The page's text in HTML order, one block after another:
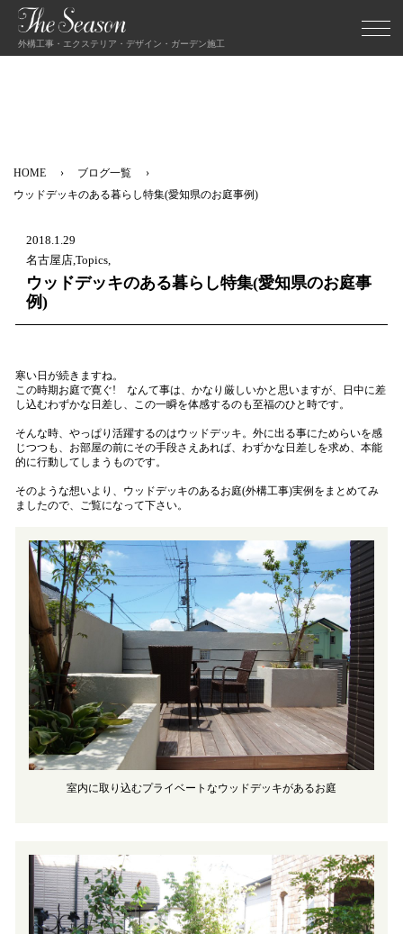
外構工事・エクステリア・デザイン・ガーデン施工
HOME
ブログ一覧
ウッドデッキのある暮らし特集(愛知県のお庭事例)
2018.1.29
名古屋店,Topics,
ウッドデッキのある暮らし特集(愛知県のお庭事
例)
寒い日が続きますね。
この時期お庭で寛ぐ! なんて事は、かなり厳しいかと思いますが、日中に差
し込むわずかな日差し、この一瞬を体感するのも至福のひと時です。
そんな時、やっぱり活躍するのはウッドデッキ。外に出る事にためらいを感
じつつも、お部屋の前にその手段さえあれば、わずかな日差しを求め、本能
的に行動してしまうものです。
そのような想いより、ウッドデッキのあるお庭(外構工事)実例をまとめてみ
ましたので、ご覧になって下さい。
室内に取り込むプライベートなウッドデッキがあるお庭